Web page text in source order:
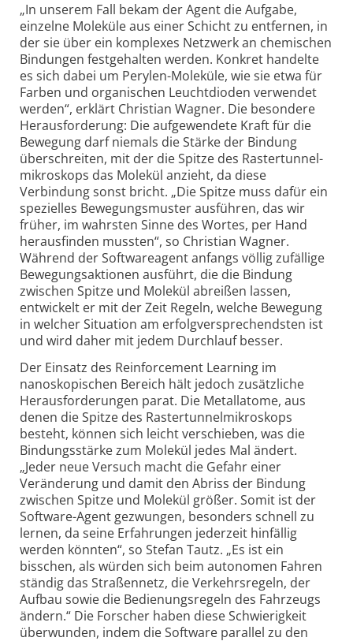
„In unserem Fall bekam der Agent die Aufgabe,
einzelne Moleküle aus einer Schicht zu entfernen, in
der sie über ein komplexes Netzwerk an chemischen
Bindungen festgehalten werden. Konkret handelte
es sich dabei um Perylen-Moleküle, wie sie etwa für
Farben und organischen Leuchtdioden verwendet
werden“, erklärt Christian Wagner. Die besondere
Herausforderung: Die aufgewendete Kraft für die
Bewegung darf niemals die Stärke der Bindung
überschreiten, mit der die Spitze des Raster­tunnel­
mikroskops das Molekül anzieht, da diese
Verbindung sonst bricht. „Die Spitze muss dafür ein
spezielles Bewegungsmuster ausführen, das wir
früher, im wahrsten Sinne des Wortes, per Hand
herausfinden mussten“, so Christian Wagner.
Während der Softwareagent anfangs völlig zufällige
Bewegungsaktionen ausführt, die die Bindung
zwischen Spitze und Molekül abreißen lassen,
entwickelt er mit der Zeit Regeln, welche Bewegung
in welcher Situation am erfolgversprechendsten ist
und wird daher mit jedem Durchlauf besser.
Der Einsatz des Reinforcement Learning im
nanoskopischen Bereich hält jedoch zusätzliche
Herausforderungen parat. Die Metall­atome, aus
denen die Spitze des Raster­tunnel­mikroskops
besteht, können sich leicht verschieben, was die
Bindungsstärke zum Molekül jedes Mal ändert.
„Jeder neue Versuch macht die Gefahr einer
Veränderung und damit den Abriss der Bindung
zwischen Spitze und Molekül größer. Somit ist der
Software-Agent gezwungen, besonders schnell zu
lernen, da seine Erfahrungen jederzeit hinfällig
werden könnten“, so Stefan Tautz. „Es ist ein
bisschen, als würden sich beim autonomen Fahren
ständig das Straßennetz, die Verkehrsregeln, der
Aufbau sowie die Bedienungs­regeln des Fahrzeugs
ändern.“ Die Forscher haben diese Schwierigkeit
überwunden, indem die Software parallel zu den